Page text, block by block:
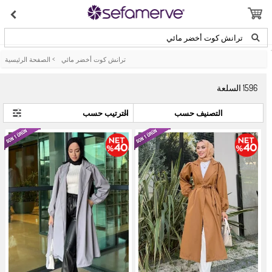
ترانش كوت أخضر مائي
الصفحة الرئيسية > ترانش كوت أخضر مائي
1596السلعة
التصنيف حسب